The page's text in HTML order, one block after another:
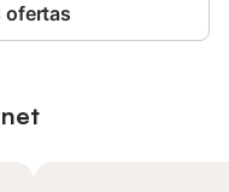
ofertas